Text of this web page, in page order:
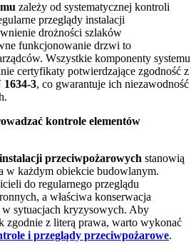
zależy od systematycznej kontroli
przeglądy instalacji
drożności szlaków
funkcjonowanie drzwi to
Wszystkie komponenty systemu
certyfikaty potwierdzające zgodność z
1634-3, co gwarantuje ich niezawodność
kontrole elementów
przeciwpożarowych stanowią
w każdym obiekcie budowlanym.
do regularnego przeglądu
a właściwa konserwacja
w sytuacjach kryzysowych. Aby
zgodnie z literą prawa, warto wykonać
i przeglądy przeciwpożarowe.